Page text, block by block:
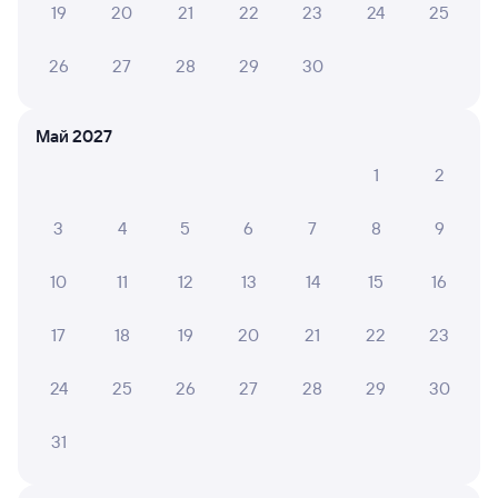
Онлайн-покупка за 4 минуты
Онлайн-возврат билетов без очереди в кассу
Выбор любимых мест на схемах вагонов
покупке
СМС-сопровождение до посадки в поезд
Частые вопросы
19 20 21 22 23 24 25
26 27 28 29 30
Май 2027
1
2
3 4 5 6 7 8 9
10 11 12 13 14 15 16
17 18 19 20 21 22 23
24 25 26 27 28 29 30
31